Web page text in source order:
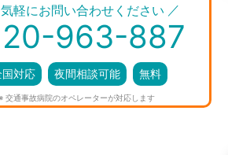
／
軽にお問い合わせください
963-887
国対応 夜間相談可能 無料
交通事故病院のオペレーターが対応します